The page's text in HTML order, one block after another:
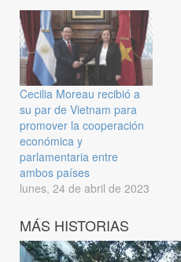
Cecilia Moreau recibió a
su par de Vietnam para
promover la cooperación
económica y
parlamentaria entre
ambos países
lunes, 24 de abril de 2023
MÁS HISTORIAS